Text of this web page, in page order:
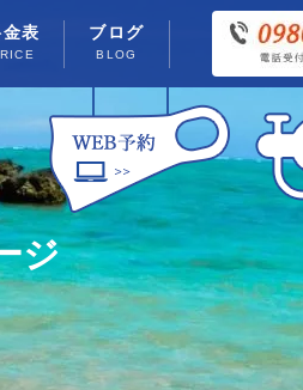
表 ブログ
BLOG
ジ